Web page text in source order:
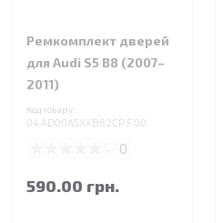
Ремкомплект дверей
для Audi S5 B8 (2007–
2011)
Код товару:
04.AD00A5XXB8.2CP.F.00
0
590.00 грн.